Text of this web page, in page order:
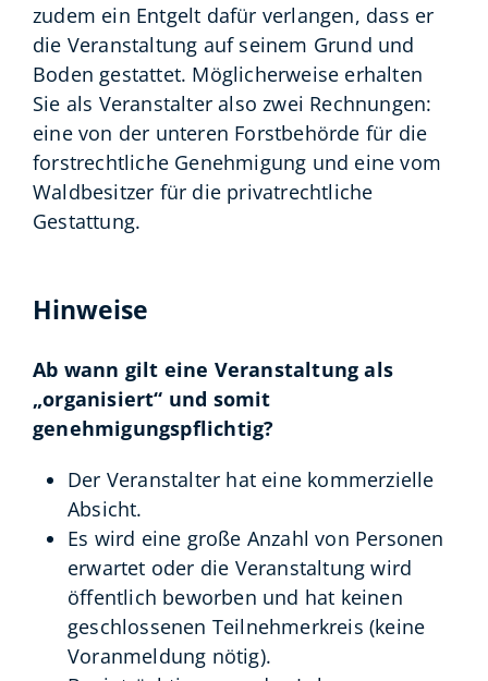
zudem ein Entgelt dafür verlangen, dass er
die Veranstaltung auf seinem Grund und
Boden gestattet. Möglicherweise erhalten
Sie als Veranstalter also zwei Rechnungen:
eine von der unteren Forstbehörde für die
forstrechtliche Genehmigung und eine vom
Waldbesitzer für die privatrechtliche
Gestattung.
Hinweise
Ab wann gilt eine Veranstaltung als
„organisiert“ und somit
genehmigungspflichtig?
Der Veranstalter hat eine kommerzielle
Absicht.
Es wird eine große Anzahl von Personen
erwartet oder die Veranstaltung wird
öffentlich beworben und hat keinen
geschlossenen Teilnehmerkreis (keine
Voranmeldung nötig).